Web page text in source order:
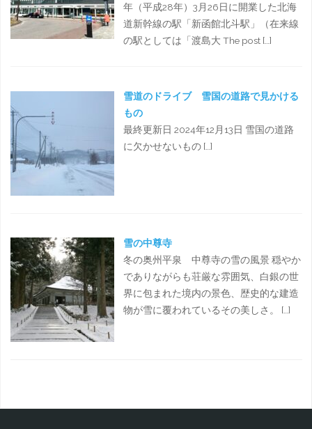
年（平成28年）3月26日に開業した北海
道新幹線の駅「新函館北斗駅」（在来線
の駅としては「渡島大 The post […]
雪道のドライブ 雪国の道路で見かける
もの
最終更新日 2024年12月13日 雪国の道路
に欠かせないもの […]
雪の中尊寺
冬の奥州平泉 中尊寺の雪の風景 穏やか
でありながらも荘厳な雰囲気、白銀の世
界に包まれた境内の景色、歴史的な建造
物が雪に覆われているその美しさ。 […]